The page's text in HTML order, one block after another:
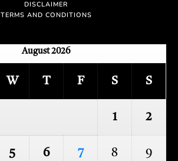
DISCLAIMER
TERMS AND CONDITIONS
August 2026
W T F S S
1 2
5 6 7 8 9